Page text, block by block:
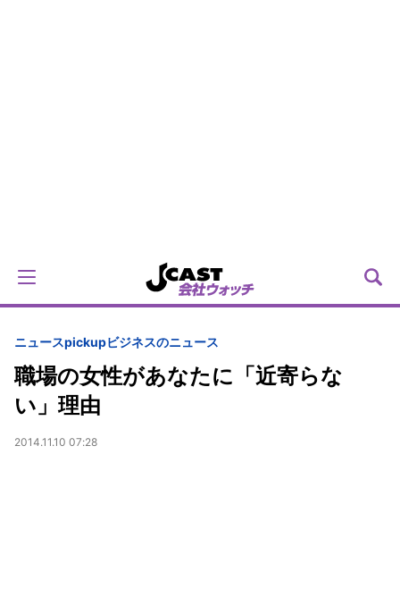
ニュースpickupビジネスのニュース
職場の女性があなたに「近寄らな
い」理由
2014.11.10 07:28